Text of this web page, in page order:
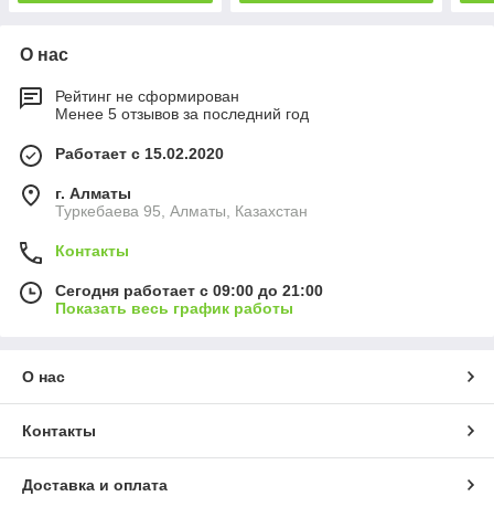
О нас
Рейтинг не сформирован
Менее 5 отзывов за последний год
Работает с 15.02.2020
г. Алматы
Туркебаева 95, Алматы, Казахстан
Контакты
Сегодня работает с 09:00 до 21:00
Показать весь график работы
О нас
Контакты
Доставка и оплата